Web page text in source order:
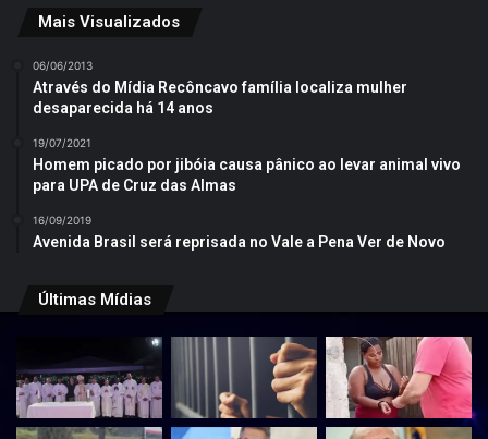
Mais Visualizados
06/06/2013
Através do Mídia Recôncavo família localiza mulher
desaparecida há 14 anos
19/07/2021
Homem picado por jibóia causa pânico ao levar animal vivo
para UPA de Cruz das Almas
16/09/2019
Avenida Brasil será reprisada no Vale a Pena Ver de Novo
Últimas Mídias